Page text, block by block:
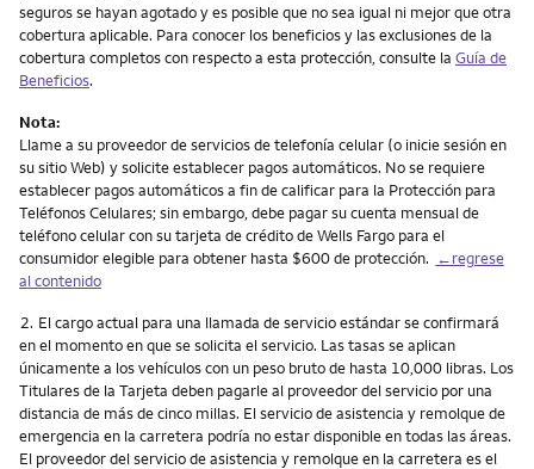
seguros se hayan agotado y es posible que no sea igual ni mejor que otra
cobertura aplicable. Para conocer los beneficios y las exclusiones de la
cobertura completos con respecto a esta protección, consulte la Guía de
Beneficios.
Nota:
Llame a su proveedor de servicios de telefonía celular (o inicie sesión en
su sitio Web) y solicite establecer pagos automáticos. No se requiere
establecer pagos automáticos a fin de calificar para la Protección para
Teléfonos Celulares; sin embargo, debe pagar su cuenta mensual de
teléfono celular con su tarjeta de crédito de Wells Fargo para el
consumidor elegible para obtener hasta $600 de protección. ←regrese
al contenido
Nota
2. El cargo actual para una llamada de servicio estándar se confirmará
en el momento en que se solicita el servicio. Las tasas se aplican
únicamente a los vehículos con un peso bruto de hasta 10,000 libras. Los
Titulares de la Tarjeta deben pagarle al proveedor del servicio por una
distancia de más de cinco millas. El servicio de asistencia y remolque de
emergencia en la carretera podría no estar disponible en todas las áreas.
El proveedor del servicio de asistencia y remolque en la carretera es el